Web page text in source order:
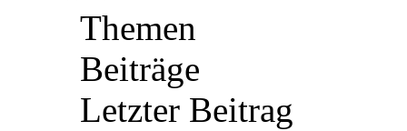
Themen
Beiträge
Letzter Beitrag